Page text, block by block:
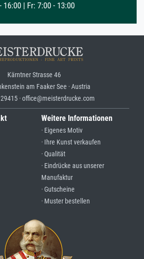
16:00 | Fr: 7:00 - 13:00
Kärntner Strasse 46
am Faaker See · Austria
· office@meisterdrucke.com
Weitere Informationen
· Eigenes Motiv
· Ihre Kunst verkaufen
· Qualität
· Eindrücke aus unserer
Manufaktur
· Gutscheine
· Muster bestellen